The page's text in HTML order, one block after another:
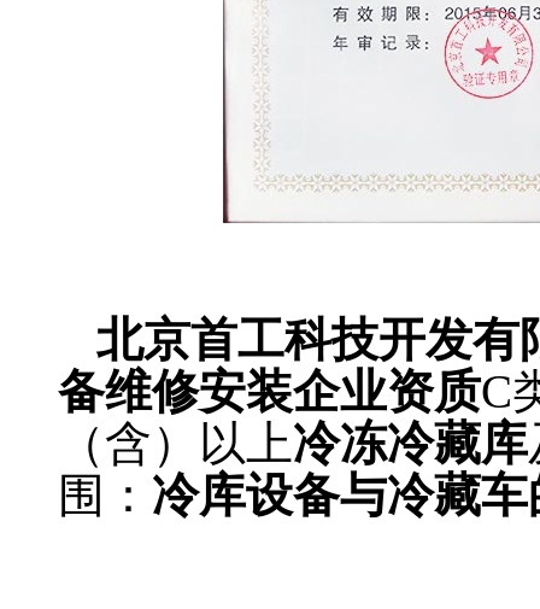
北京首工科技开发有
备维修安装企业资质C
（含）以上冷冻冷藏库
围： 冷库设备与冷藏